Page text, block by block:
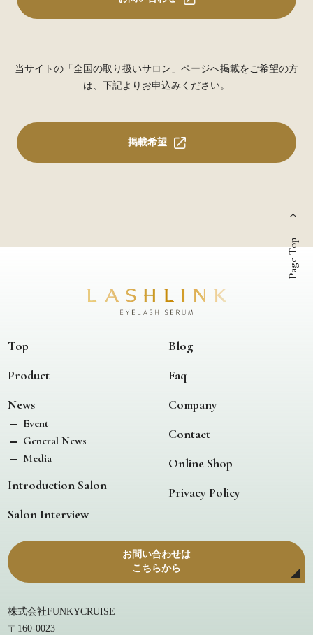
当サイトの 「全国の取り扱いサロン」ページへ掲載をご希望の方
は、下記よりお申込みください。
掲載希望
Page Top
Top
Product
News
Event
General News
Media
Introduction Salon
Salon Interview
Blog
Faq
Company
Contact
Online Shop
Privacy Policy
お問い合わせは
こちらから
株式会社FUNKYCRUISE
〒160-0023